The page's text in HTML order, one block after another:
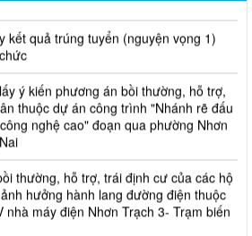
kết quả trúng tuyển (nguyện vọng 1)
ý kiến phương án bồi thường, hỗ trợ,
thuộc dự án công trình "Nhánh rẽ đấu
nghệ cao" đoạn qua phường Nhơn
thường, hỗ trợ, trái định cư của các hộ
hưởng hành lang đường điện thuộc
máy điện Nhơn Trạch 3- Trạm biến